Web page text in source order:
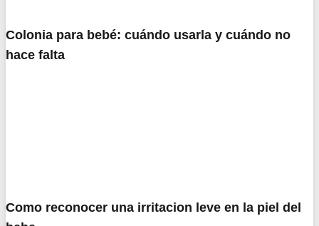
Colonia para bebé: cuándo usarla y cuándo no
hace falta
Como reconocer una irritacion leve en la piel del